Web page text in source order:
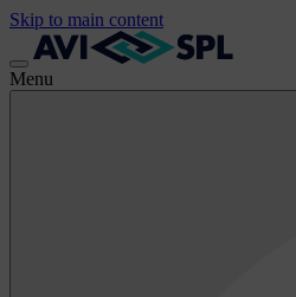
Skip to main content
Menu